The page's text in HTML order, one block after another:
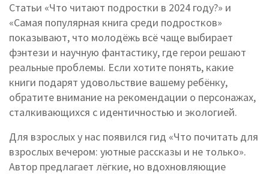
Статьи «Что читают подростки в 2024 году?» и
«Самая популярная книга среди подростков»
показывают, что молодёжь всё чаще выбирает
фэнтези и научную фантастику, где герои решают
реальные проблемы. Если хотите понять, какие
книги подарят удовольствие вашему ребёнку,
обратите внимание на рекомендации о персонажах,
сталкивающихся с идентичностью и экологией.
Для взрослых у нас появился гид «Что почитать для
взрослых вечером: уютные рассказы и не только».
Автор предлагает лёгкие, но вдохновляющие